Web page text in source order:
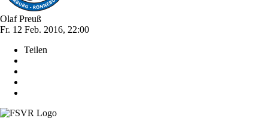
Olaf Preuß
Fr. 12 Feb. 2016, 22:00
Teilen